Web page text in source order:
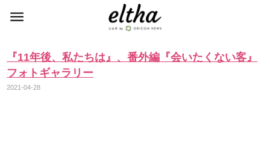
『11年後、私たちは』、番外編『会いたくない客』
フォトギャラリー
2021-04-28